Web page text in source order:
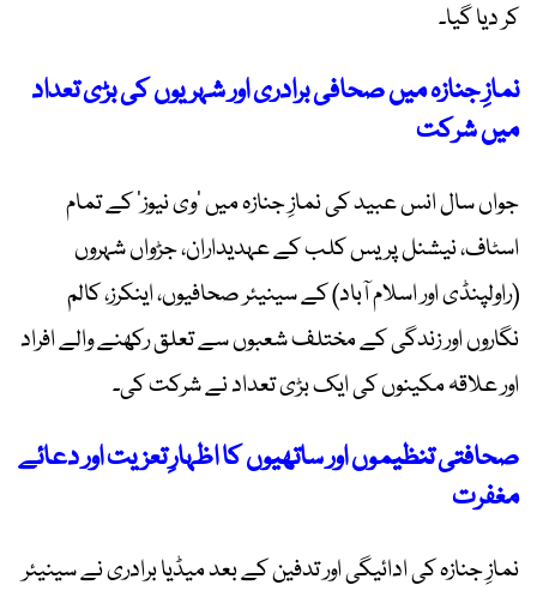
کر دیا گیا۔
نمازِ جنازہ میں صحافی برادری اور شہریوں کی بڑی تعداد
میں شرکت
جواں سال انس عبید کی نمازِ جنازہ میں ’وی نیوز‘ کے تمام
اسٹاف، نیشنل پریس کلب کے عہدیداران، جڑواں شہروں
(راولپنڈی اور اسلام آباد) کے سینیئر صحافیوں، اینکرز، کالم
نگاروں اور زندگی کے مختلف شعبوں سے تعلق رکھنے والے افراد
اور علاقہ مکینوں کی ایک بڑی تعداد نے شرکت کی۔
صحافتی تنظیموں اور ساتھیوں کا اظہارِ تعزیت اور دعائے
مغفرت
نمازِ جنازہ کی ادائیگی اور تدفین کے بعد میڈیا برادری نے سینیئر